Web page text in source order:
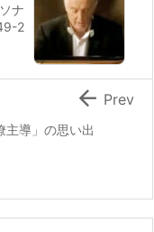
ナ
2
主導」の思い出
 Prev